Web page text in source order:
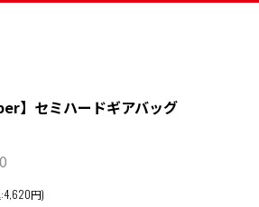
】セミハードギアバッグ
円)